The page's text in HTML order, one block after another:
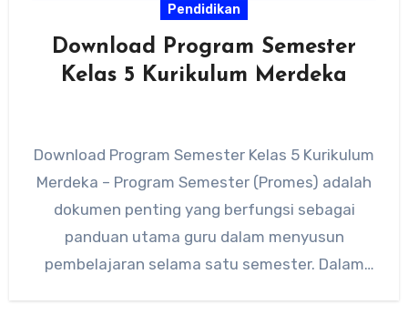
Pendidikan
Download Program Semester
Kelas 5 Kurikulum Merdeka
Download Program Semester Kelas 5 Kurikulum
Merdeka – Program Semester (Promes) adalah
dokumen penting yang berfungsi sebagai
panduan utama guru dalam menyusun
pembelajaran selama satu semester. Dalam